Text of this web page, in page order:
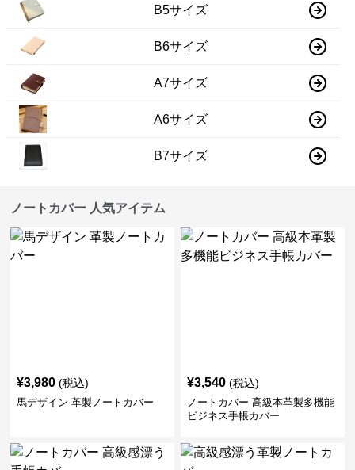
B5サイズ
B6サイズ
A7サイズ
A6サイズ
B7サイズ
ノートカバー 人気アイテム
¥3,980 (税込)
馬デザイン 革製ノートカバー
¥3,540 (税込)
ノートカバー 高級本革製多機能
ビジネス手帳カバー